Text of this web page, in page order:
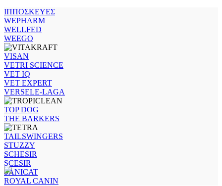
ΙΠΠΟΣΚΕΥΕΣ
WEPHARM
WELLFED
WEEGO
VISAN
VETRI SCIENCE
VET IQ
VET EXPERT
VERSELE-LAGA
TOP DOG
THE BARKERS
TAILSWINGERS
STUZZY
SCHESIR
SCESIR
SANICAT
ROYAL CANIN